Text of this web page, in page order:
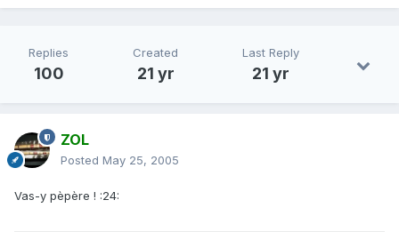
Replies
100
Created
21 yr
Last Reply
21 yr
ZOL
Posted May 25, 2005
Vas-y pèpère ! :24: